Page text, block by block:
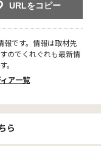
URLをコピー
報です。情報は取材先
のでくれぐれも最新情
。
ア一覧
ら